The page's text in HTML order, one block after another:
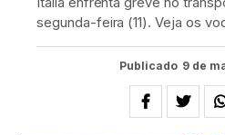
segunda-feira (11). Veja os
Publicado 9 de